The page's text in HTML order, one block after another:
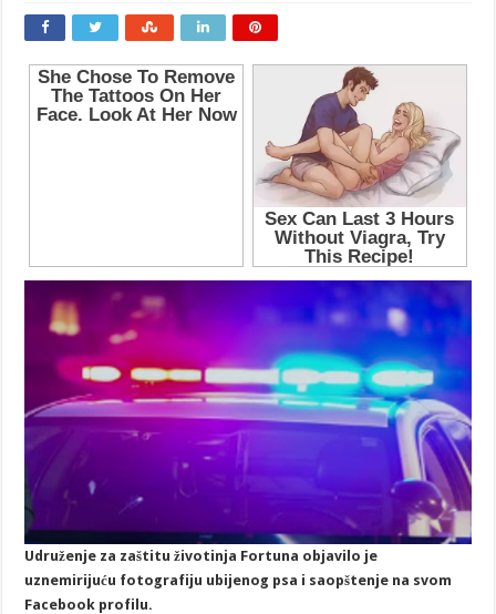
Udruženje za zaštitu životinja Fortuna objavilo je
uznemirijuću fotografiju ubijenog psa i saopštenje na svom
Facebook profilu.